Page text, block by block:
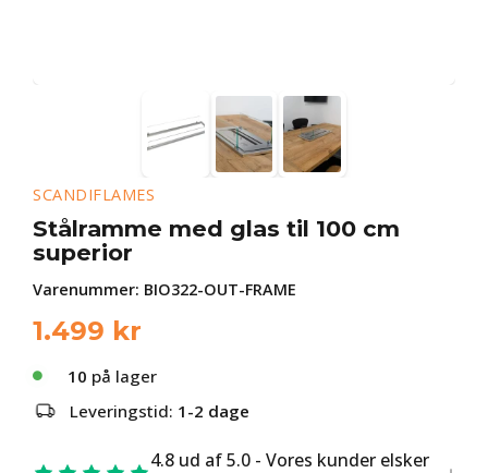
SCANDIFLAMES
Stålramme med glas til 100 cm
superior
Varenummer: BIO322-OUT-FRAME
1.499 kr
10 på lager
Leveringstid: 1-2 dage
4.8 ud af 5.0 - Vores kunder elsker